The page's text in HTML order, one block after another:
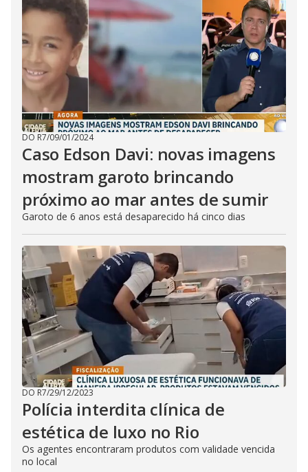
DO R7/09/01/2024
Caso Edson Davi: novas imagens
mostram garoto brincando
próximo ao mar antes de sumir
Garoto de 6 anos está desaparecido há cinco dias
DO R7/29/12/2023
Polícia interdita clínica de
estética de luxo no Rio
Os agentes encontraram produtos com validade vencida
no local